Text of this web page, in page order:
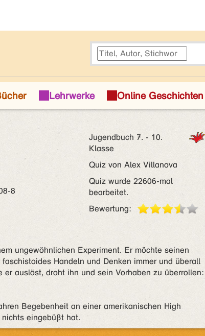
8
Jugendbuch 7. - 10.
Klasse
Quiz von Alex Villanova
Quiz wurde 22606-mal
bearbeitet.
Bewertung:
ungewöhnlichen Experiment. Er möchte seinen
Handeln und Denken immer und überall
auslöst, droht ihn und sein Vorhaben zu überrollen:
Begebenheit an einer amerikanischen High
eingebüßt hat.